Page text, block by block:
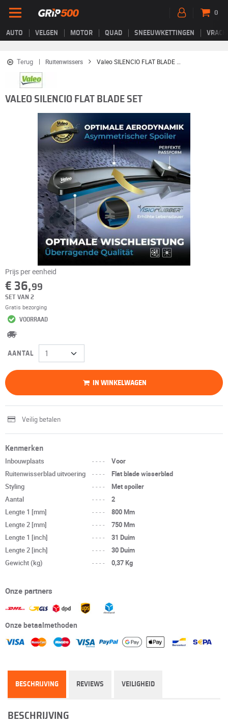
AUTO VELGEN MOTOR QUAD SNEEUWKETTINGEN
0
Terug Ruitenwissers
VALEO SILENCIO FLAT BLADE SET
Prijs per eenheid
€ 36,99
SET VAN 2
Gratis bezorging
VOORRAAD
AANTAL
IN WINKELWAGEN
Veilig betalen
Kenmerken
Inbouwplaats ----
Voor
Ruitenwisserblad uitvoering
----
Flat blade wisserblad
Styling
----
Met spoiler
Aantal
----
2
Lengte 1 [mm]
----
800 Mm
Lengte 2 [mm]
----
750 Mm
Lengte 1 [inch]
----
31 Duim
Lengte 2 [inch]
----
30 Duim
Gewicht (kg)
---- 0,37 Kg
Onze partners
Onze betaalmethoden
BESCHRIJVING REVIEWS VEILIGHEID
BESCHRIJVING